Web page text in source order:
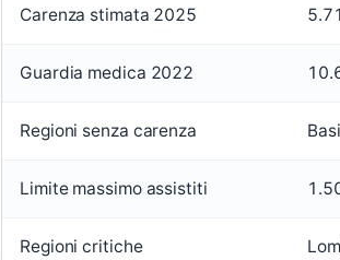
Carenza stimata 2025
Guardia medica 2022
Regioni senza carenza
Limite massimo assistiti
Regioni critiche